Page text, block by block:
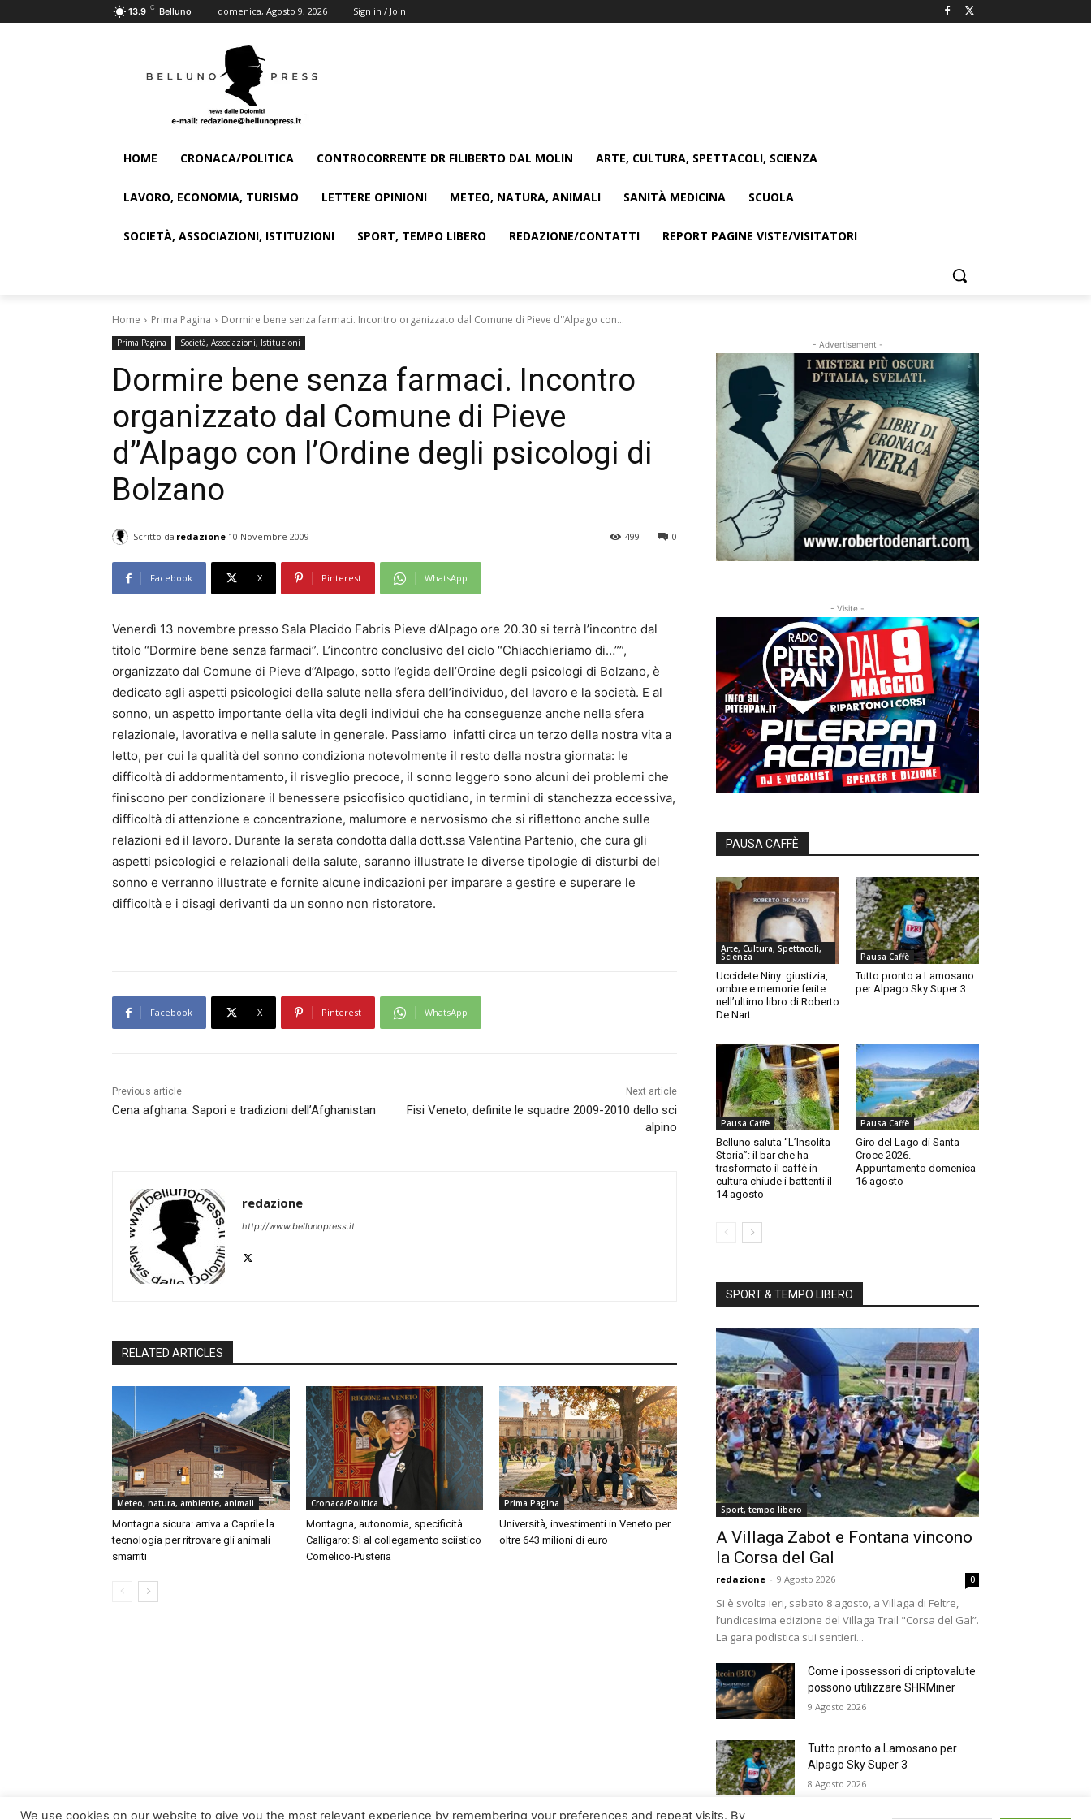
13.9 C Belluno domenica, Agosto 9, 2026 Sign in / Join
HOME CRONACA/POLITICA CONTROCORRENTE DR FILIBERTO DAL MOLIN ARTE, CULTURA, SPETTACOLI, SCIENZA
LAVORO, ECONOMIA, TURISMO LETTERE OPINIONI METEO, NATURA, ANIMALI SANITÀ MEDICINA SCUOLA
SOCIETÀ, ASSOCIAZIONI, ISTITUZIONI SPORT, TEMPO LIBERO REDAZIONE/CONTATTI REPORT PAGINE VISTE/VISITATORI
Home Prima Pagina Dormire bene senza farmaci. Incontro organizzato dal Comune di Pieve d'’Alpago con...
Prima Pagina Società, Associazioni, Istituzioni
Dormire bene senza farmaci. Incontro
organizzato dal Comune di Pieve
d’’Alpago con l’Ordine degli psicologi di
Bolzano
Scritto da redazione 10 Novembre 2009 0
499
Facebook X Pinterest WhatsApp
Venerdì 13 novembre presso Sala Placido Fabris Pieve d’Alpago ore 20.30 si terrà l’incontro dal
titolo “Dormire bene senza farmaci”. L’incontro conclusivo del ciclo “Chiacchieriamo di…””,
organizzato dal Comune di Pieve d’’Alpago, sotto l’egida dell’Ordine degli psicologi di Bolzano, è
dedicato agli aspetti psicologici della salute nella sfera dell’individuo, del lavoro e la società. E al
sonno, un aspetto importante della vita degli individui che ha conseguenze anche nella sfera
relazionale, lavorativa e nella salute in generale. Passiamo infatti circa un terzo della nostra vita a
letto, per cui la qualità del sonno condiziona notevolmente il resto della nostra giornata: le
difficoltà di addormentamento, il risveglio precoce, il sonno leggero sono alcuni dei problemi che
finiscono per condizionare il benessere psicofisico quotidiano, in termini di stanchezza eccessiva,
difficoltà di attenzione e concentrazione, malumore e nervosismo che si riflettono anche sulle
relazioni ed il lavoro. Durante la serata condotta dalla dott.ssa Valentina Partenio, che cura gli
aspetti psicologici e relazionali della salute, saranno illustrate le diverse tipologie di disturbi del
sonno e verranno illustrate e fornite alcune indicazioni per imparare a gestire e superare le
difficoltà e i disagi derivanti da un sonno non ristoratore.
Facebook X Pinterest WhatsApp
Previous article
Cena afghana. Sapori e tradizioni dell’Afghanistan
Next article
Fisi Veneto, definite le squadre 2009-2010 dello sci
alpino
redazione
http://www.bellunopress.it
RELATED ARTICLES
Meteo, natura, ambiente, animali
Montagna sicura: arriva a Caprile la
tecnologia per ritrovare gli animali
smarriti
Cronaca/Politica
Montagna, autonomia, specificità.
Calligaro: Sì al collegamento sciistico
Comelico-Pusteria
Prima Pagina
Università, investimenti in Veneto per
oltre 643 milioni di euro
- Advertisement -
- Visite -
PAUSA CAFFÈ
Arte, Cultura, Spettacoli,
Scienza
Uccidete Niny: giustizia,
ombre e memorie ferite
nell’ultimo libro di Roberto
De Nart
Pausa Caffè
Tutto pronto a Lamosano
per Alpago Sky Super 3
Pausa Caffè
Belluno saluta “L’Insolita
Storia”: il bar che ha
trasformato il caffè in
cultura chiude i battenti il
14 agosto
Pausa Caffè
Giro del Lago di Santa
Croce 2026.
Appuntamento domenica
16 agosto
SPORT & TEMPO LIBERO
Sport, tempo libero
A Villaga Zabot e Fontana vincono
la Corsa del Gal
redazione - 9 Agosto 2026 0
Si è svolta ieri, sabato 8 agosto, a Villaga di Feltre,
l’undicesima edizione del Villaga Trail "Corsa del Gal”.
La gara podistica sui sentieri...
Come i possessori di criptovalute
possono utilizzare SHRMiner
9 Agosto 2026
Tutto pronto a Lamosano per
Alpago Sky Super 3
8 Agosto 2026
We use cookies on our website to give you the most relevant experience by remembering your preferences and repeat visits. By